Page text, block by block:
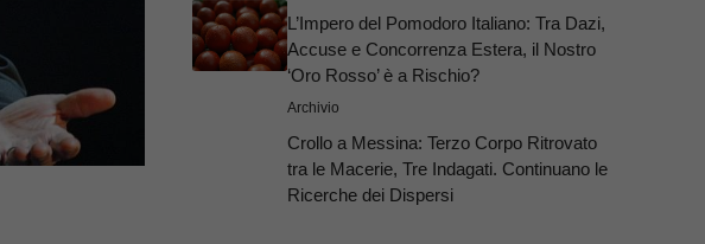
L’Impero del Pomodoro Italiano: Tra Dazi,
Accuse e Concorrenza Estera, il Nostro
‘Oro Rosso’ è a Rischio?
Archivio
Crollo a Messina: Terzo Corpo Ritrovato
tra le Macerie, Tre Indagati. Continuano le
Ricerche dei Dispersi